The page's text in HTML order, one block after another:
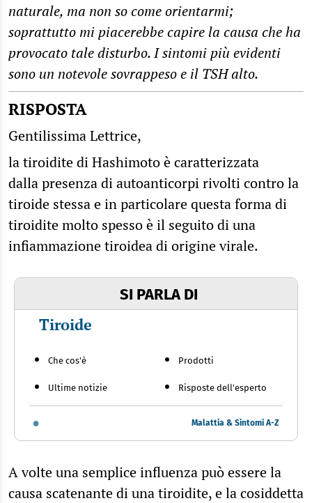
naturale, ma non so come orientarmi;
soprattutto mi piacerebbe capire la causa che ha
provocato tale disturbo. I sintomi più evidenti
sono un notevole sovrappeso e il TSH alto.
RISPOSTA
Gentilissima Lettrice,
la tiroidite di Hashimoto è caratterizzata
dalla presenza di autoanticorpi rivolti contro la
tiroide stessa e in particolare questa forma di
tiroidite molto spesso è il seguito di una
infiammazione tiroidea di origine virale.
SI PARLA DI
Tiroide
Che cos'è
Ultime notizie
Prodotti
Risposte dell'esperto
Malattia & Sintomi A-Z
A volte una semplice influenza può essere la
causa scatenante di una tiroidite, e la cosiddetta